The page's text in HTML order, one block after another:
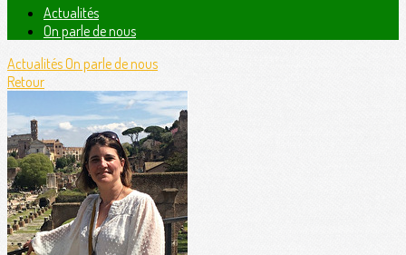
Actualités
On parle de nous
ActualitésOn parle de nous
Retour